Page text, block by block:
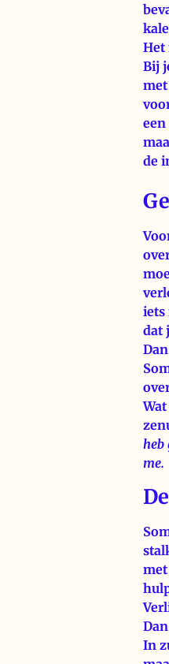
Het
Bij
met
de
iets
dat
heb
me.
In